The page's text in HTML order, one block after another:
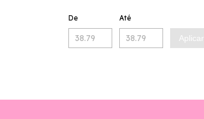
De Até
Aplicar